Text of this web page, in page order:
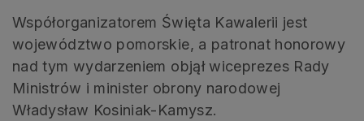
Współorganizatorem Święta Kawalerii jest
województwo pomorskie, a patronat honorowy
nad tym wydarzeniem objął wiceprezes Rady
Ministrów i minister obrony narodowej
Władysław Kosiniak-Kamysz.